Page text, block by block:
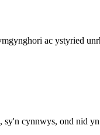
ac ystyried
sy'n cynnwys, ond nid